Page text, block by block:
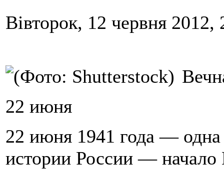
Вівторок, 12 червня 2012,
22 июня
22 июня 1941 года —
истории России —